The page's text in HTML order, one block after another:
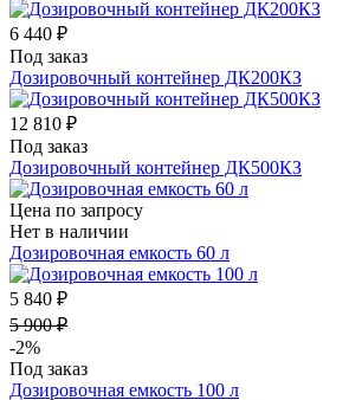
6 440 ₽
Под заказ
Дозировочный контейнер ДК200КЗ
12 810 ₽
Под заказ
Дозировочный контейнер ДК500КЗ
Цена по запросу
Нет в наличии
Дозировочная емкость 60 л
5 840 ₽
5 900 ₽
-2%
Под заказ
Дозировочная емкость 100 л